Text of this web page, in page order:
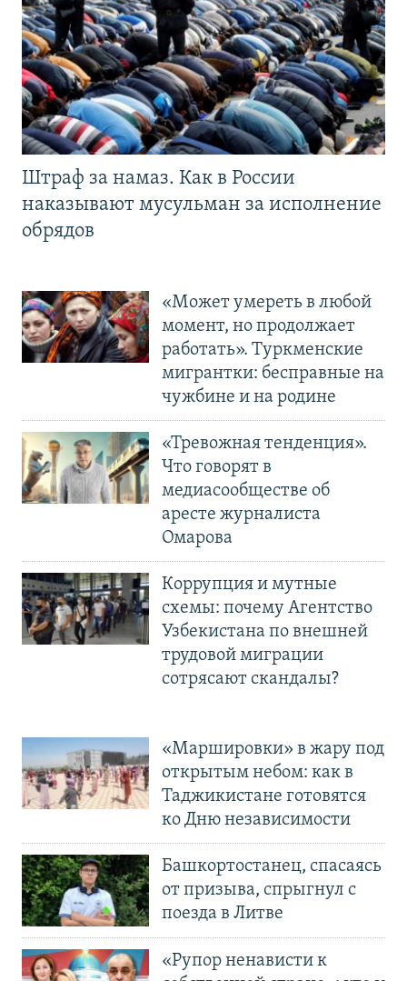
Штраф за намаз. Как в России
наказывают мусульман за исполнение
обрядов
«Может умереть в любой
момент, но продолжает
работать». Туркменские
мигрантки: бесправные на
чужбине и на родине
«Тревожная тенденция».
Что говорят в
медиасообществе об
аресте журналиста
Омарова
Коррупция и мутные
схемы: почему Агентство
Узбекистана по внешней
трудовой миграции
сотрясают скандалы?
«Маршировки» в жару под
открытым небом: как в
Таджикистане готовятся
ко Дню независимости
Башкортостанец, спасаясь
от призыва, спрыгнул с
поезда в Литве
«Рупор ненависти к